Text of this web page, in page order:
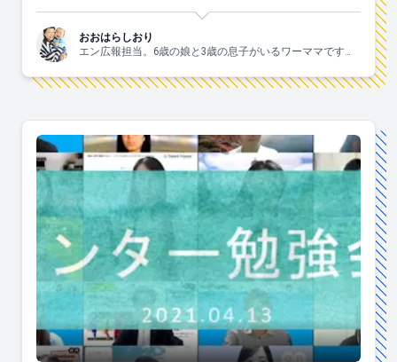
おおはらしおり
エン広報担当。6歳の娘と3歳の息子がいるワーママです。
芸、爆買、歌う、ジャニーズ。